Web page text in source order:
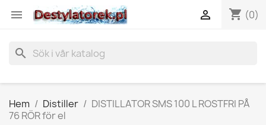
 shopping_cart (0)

search
Hem Distiller
DISTILLATOR SMS 100 L ROSTFRI PÅ
76 RÖR för el